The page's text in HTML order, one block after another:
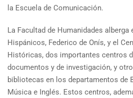
la Escuela de Comunicación.
La Facultad de Humanidades
Hispánicos, Federico de Onís, y el
Históricas, dos importantes centros
documentos y de investigación, y
bibliotecas en los departamentos de
Música e Inglés. Estos centros,